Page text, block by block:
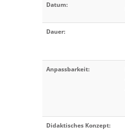
Datum:
Dauer:
Anpassbarkeit:
Didaktisches Konzept: